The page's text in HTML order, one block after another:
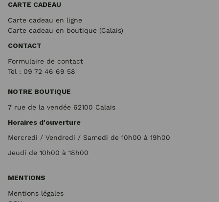
CARTE CADEAU
Carte cadeau en ligne
Carte cadeau en boutique (Calais)
CONTACT
Formulaire de contact
Tel : 09 72 46 69 58
NOTRE BOUTIQUE
7 rue de la vendée 62100 Calais
Horaires d'ouverture
Mercredi / Vendredi / Samedi de 10h00 à 19h00
Jeudi de 10h00 à 18h00
MENTIONS
Mentions légales